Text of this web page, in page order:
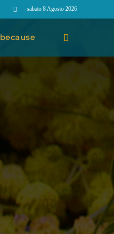
sabato 8 Agosto 2026
because